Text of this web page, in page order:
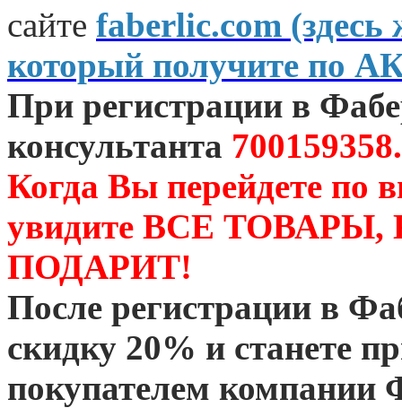
сайте faberlic.com
который получите по
При регистрации в
консультанта 700159358.
Когда Вы перейдете по
увидите ВСЕ
ПОДАРИТ!
После регистрации в
скидку 20% и станете
покупателем компании